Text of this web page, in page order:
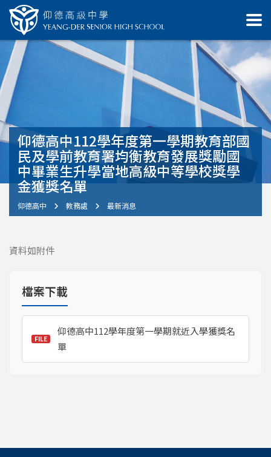
仰德高中112學年度第一學期教育部國
民及學前教育署均衡教育發展獎勵國
中畢業生升學當地高級中等學校獎學
金獲獎名單
仰德高中 教務處 最新消息
資料如附件
檔案下載
仰德高中112學年度第一學期就近入學獲獎名
單